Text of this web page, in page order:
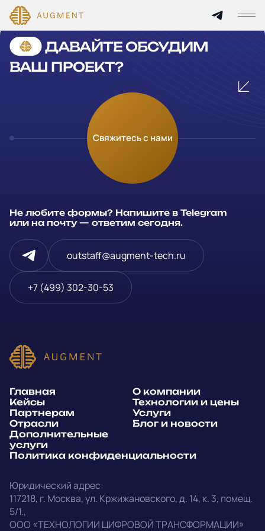
Написать в Telegram
outstaff@augment-tech.ru
Главная
Технологии и цены
Услуги
Отрасли
Блог и новости
Политика
конфиденциальности
Cannot find 'services' template with page 'detail'
ДАВАЙТЕ ОБСУДИМ
ВАШ ПРОЕКТ?
Свяжитесь с нами
Не любите формы? Напишите в Telegram
или на почту — ответим сегодня.
outstaff@augment-tech.ru
+7 (499) 302-30-53
Юридический адрес:
117218, г. Москва,ул. Кржижановского, д. 14, к. 3, помещ.
5/1.,
ООО «ТЕХНОЛОГИИ ЦИФРОВОЙ ТРАНСФОРМАЦИИ»
Главная
О компании
Кейсы
Технологии и цены
Партнерам
Услуги
Отрасли
Блог и новости
Дополнительные
услуги
Политика конфиденциальности
Оставьте заявку
Заполните и отправьте данные и мы свяжемся с вами в
течение рабочего дня
Компания
Телефон*
E-mail
Telegram
WhatsApp
E-mail
Позвонить
Напишите, какие специалисты, в каком количестве и как
срочно нужны на ваш проект
Прикрепить файл